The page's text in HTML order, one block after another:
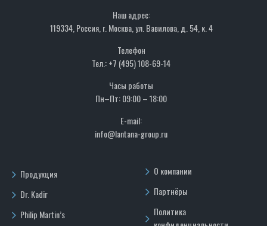
Наш адрес:
119334, Россия, г. Москва, ул. Вавилова, д. 54, к. 4
Телефон
Тел.: +7 (495) 108-69-14
Часы работы
Пн–Пт: 09:00 – 18:00
E-mail:
info@lantana-group.ru
Продукция
Dr. Kadir
Philip Martin’s
О компании
Партнёры
Политика